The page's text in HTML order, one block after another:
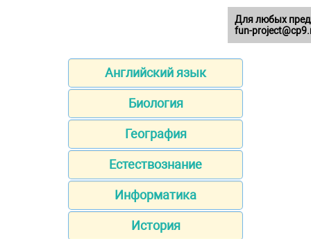
Английский язык
Биология
География
Естествознание
Информатика
История
Для любых
fun-